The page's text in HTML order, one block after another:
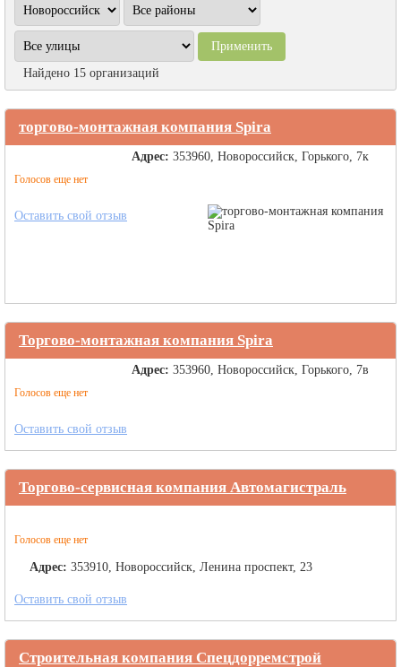
Найдено 15 организаций
торгово-монтажная компания Spira
Голосов еще нет
Адрес: 353960, Новороссийск, Горького, 7к
Оставить свой отзыв
Торгово-монтажная компания Spira
Голосов еще нет
Адрес: 353960, Новороссийск, Горького, 7в
Оставить свой отзыв
Торгово-сервисная компания Автомагистраль
Голосов еще нет
Адрес: 353910, Новороссийск, Ленина проспект, 23
Оставить свой отзыв
Строительная компания Спецдорремстрой